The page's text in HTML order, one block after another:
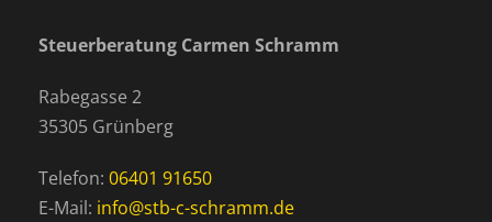
Steuerberatung Carmen Schramm
Rabegasse 2
35305 Grünberg
Telefon: 06401 91650
E-Mail: info@stb-c-schramm.de